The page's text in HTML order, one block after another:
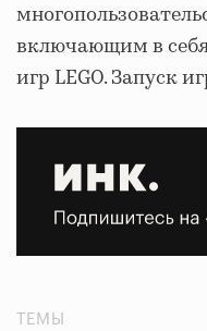
включающим в
игр LEGO. Запуск
ТЕМЫ